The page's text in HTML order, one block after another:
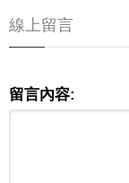
線上留言
留言內容: